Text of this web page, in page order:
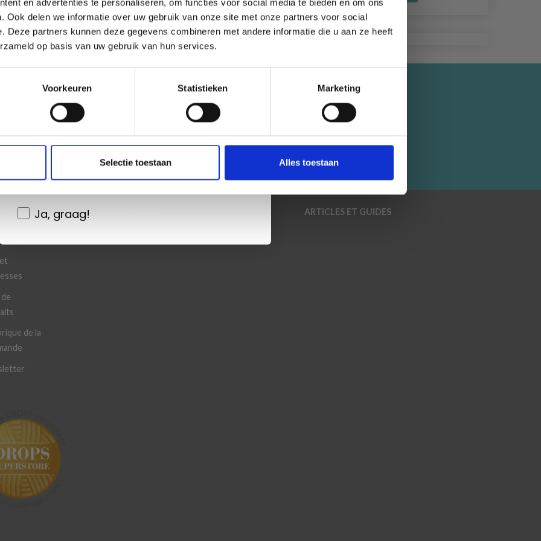
en advertenties te personaliseren, om functies voor social media te bieden en om ons
Ook delen we informatie over uw gebruik van onze site met onze partners voor social
Deze partners kunnen deze gegevens combineren met andere informatie die u aan ze heeft
op basis van uw gebruik van hun services.
Voorkeuren Statistieken Marketing
Selectie toestaan Alles toestaan
Économisez jusqu'à 50%
notre newsletter gratuite et bénéficiez d'inspiration,
d'offres et de réductions !
compte
de la
ARTICLES ET GUIDES
newsletter gratuite !
Oui, inscrivez-moi !
Wil je liever nieuws ontvangen over onze
Ja, graag!